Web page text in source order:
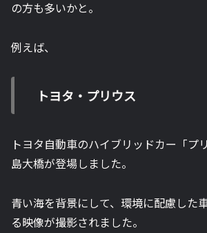
の方も多いかと。
例えば、
トヨタ・プリウス
トヨタ自動車のハイブリッドカー「プ
島大橋が登場しました。
青い海を背景にして、環境に配慮した
る映像が撮影されました。